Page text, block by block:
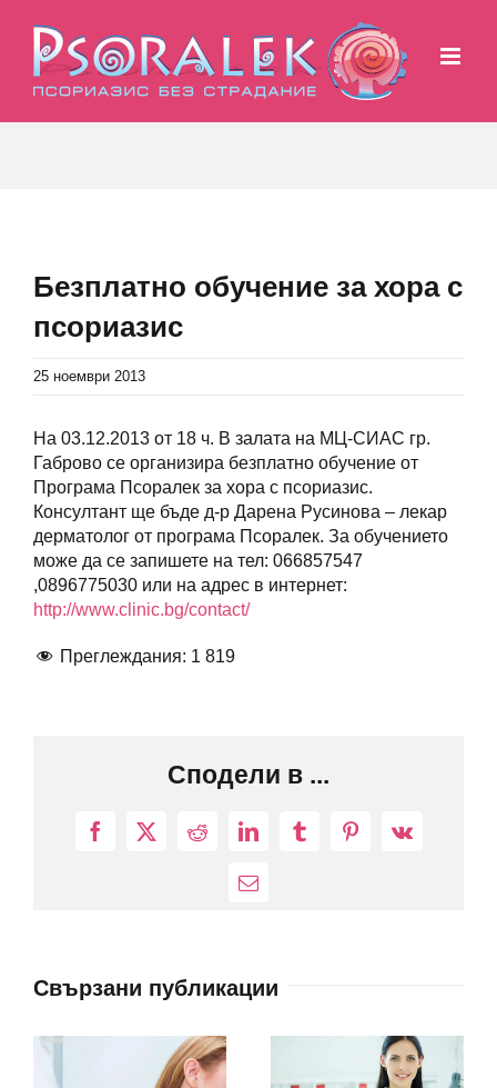
content
Безплатно обучение за хора с
псориазис
25 ноември 2013
На 03.12.2013 от 18 ч. В залата на МЦ-СИАС гр.
Габрово се организира безплатно обучение от
Програма Псоралек за хора с псориазис.
Консултант ще бъде д-р Дарена Русинова – лекар
дерматолог от програма Псоралек. За обучението
може да се запишете на тел: 066857547
,0896775030 или на адрес в интернет:
http://www.clinic.bg/contact/
Преглеждания: 1 819
Сподели в ...
Facebook
X RedditLinkedInTumblrPinterest
Vk
Електронна
Свързани публикации